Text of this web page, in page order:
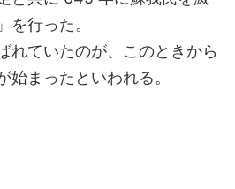
を行った。
れていたのが、このときから
始まったといわれる。